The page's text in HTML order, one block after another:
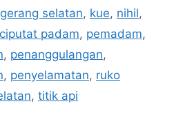
selatan, kue, nihil,
padam, pemadam,
, penanggulangan,
, penyelamatan, ruko
, titik api